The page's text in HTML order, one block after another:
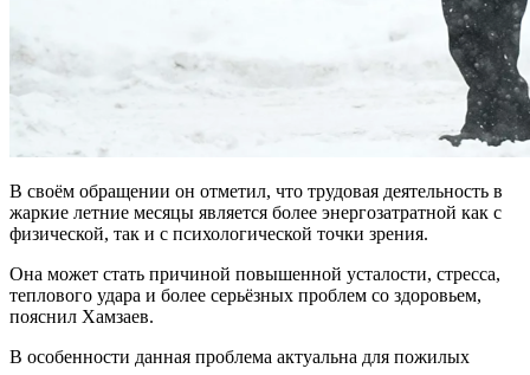
В своём обращении он отметил, что трудовая деятельность в
жаркие летние месяцы является более энергозатратной как с
физической, так и с психологической точки зрения.
Она может стать причиной повышенной усталости, стресса,
теплового удара и более серьёзных проблем со здоровьем,
пояснил Хамзаев.
В особенности данная проблема актуальна для пожилых